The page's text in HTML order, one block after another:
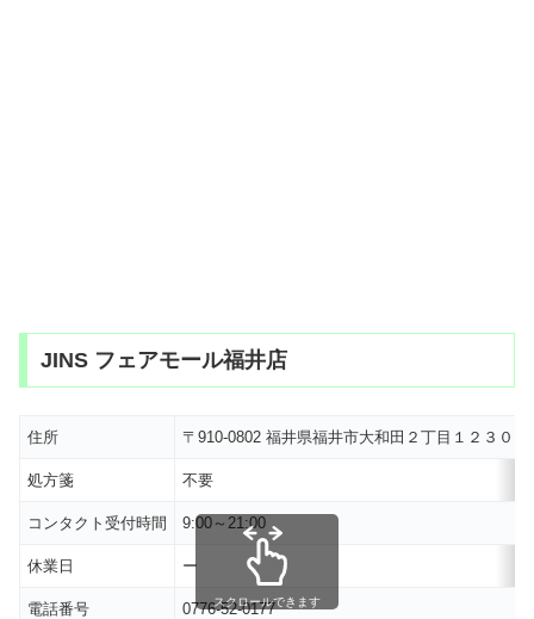
JINS フェアモール福井店
住所 〒910-0802 福井県福井市大和田２丁目１２３０
処方箋 不要
コンタクト受付時間 9:00～21:00
休業日 ー
電話番号 0776-52-0177
スクロールできます